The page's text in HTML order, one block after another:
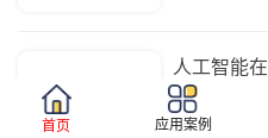
人工智能
企业资讯
首页
应用案例